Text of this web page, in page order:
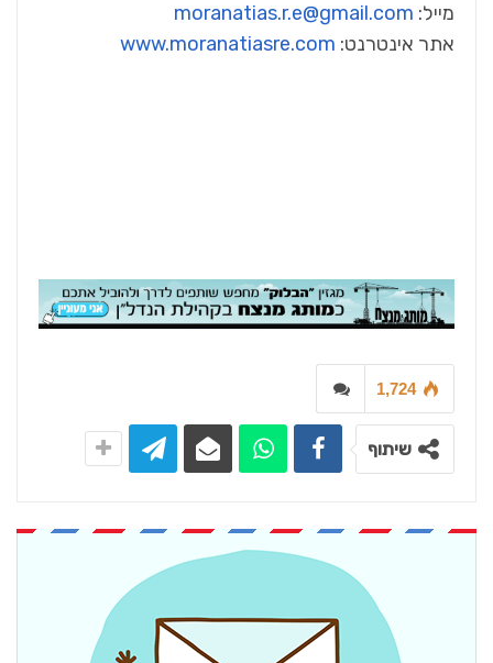
מייל: moranatias.r.e@gmail.com
אתר אינטרנט: www.moranatiasre.com
1,724
שיתוף